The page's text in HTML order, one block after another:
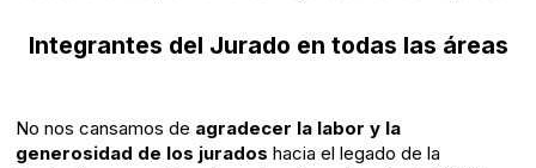
Integrantes del Jurado en todas las áreas
No nos cansamos de agradecer la labor y la
generosidad de los jurados hacia el legado de la